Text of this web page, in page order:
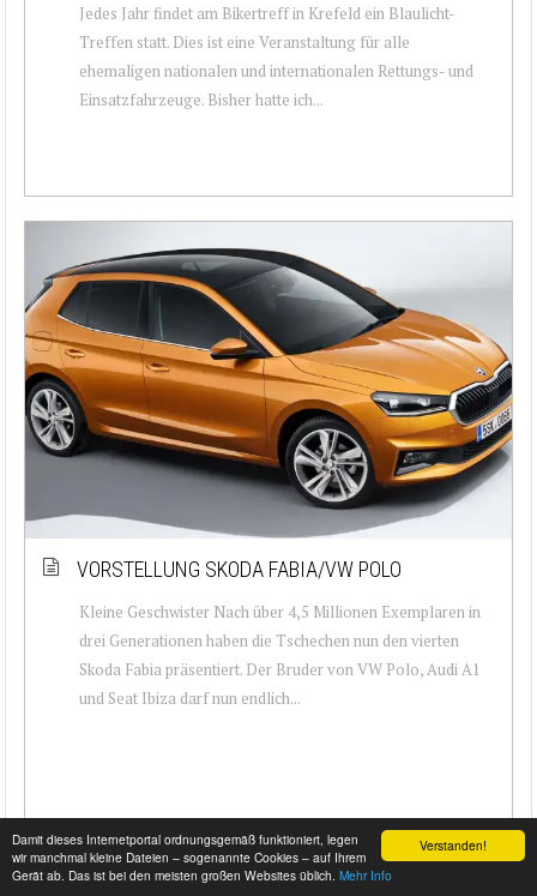
Verstanden!
Damit dieses Internetportal ordnungsgemäß funktioniert, legen
wir manchmal kleine Dateien – sogenannte Cookies – auf Ihrem
Gerät ab. Das ist bei den meisten großen Websites üblich. Mehr Info
Jedes Jahr findet am Bikertreff in Krefeld ein Blaulicht-
Treffen statt. Dies ist eine Veranstaltung für alle
ehemaligen nationalen und internationalen Rettungs- und
Einsatzfahrzeuge. Bisher hatte ich...
VORSTELLUNG SKODA FABIA/VW POLO
Kleine Geschwister Nach über 4,5 Millionen Exemplaren in
drei Generationen haben die Tschechen nun den vierten
Skoda Fabia präsentiert. Der Bruder von VW Polo, Audi A1
und Seat Ibiza darf nun endlich...